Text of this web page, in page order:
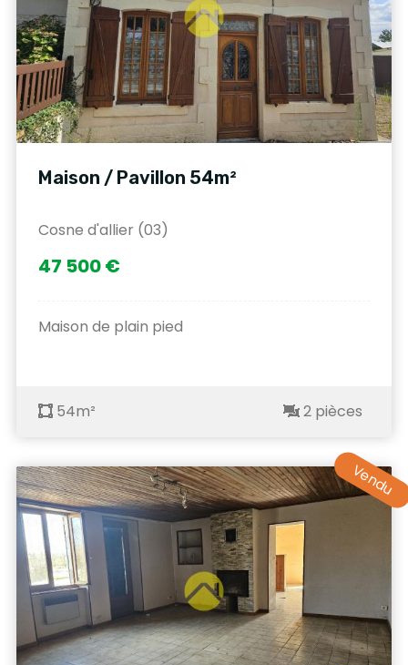
Maison / Pavillon 54m²
Cosne d'allier (03)
47 500 €
Maison de plain pied
54m² 2 pièces
Vendu